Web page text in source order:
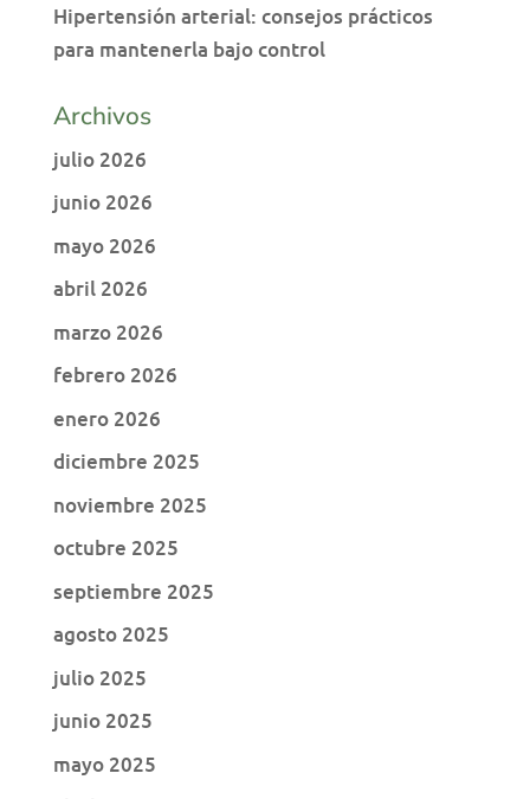
Hipertensión arterial: consejos prácticos
para mantenerla bajo control
Archivos
julio 2026
junio 2026
mayo 2026
abril 2026
marzo 2026
febrero 2026
enero 2026
diciembre 2025
noviembre 2025
octubre 2025
septiembre 2025
agosto 2025
julio 2025
junio 2025
mayo 2025